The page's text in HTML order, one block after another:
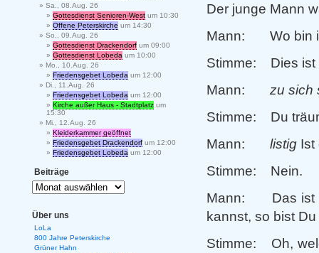
Der junge Mann
Mann: Wo bin
Stimme: Dies ist
Mann: zu sich
Stimme: Du
Mann: listig Ist
Stimme: Nein.
Mann: Das ist
kannst, so bist
Stimme: Oh,
Sa., 08.Aug. 26
Gottesdienst Senioren-West um 10:30
Offene Peterskirche um 14:30
So., 09.Aug. 26
Gottesdienst Drackendorf um 09:00
Gottesdienst Lobeda um 10:00
Mo., 10.Aug. 26
Friedensgebet Lobeda um 12:00
Di., 11.Aug. 26
Friedensgebet Lobeda um 12:00
Kirche außer Haus - Stadtplatz um
15:30
Mi., 12.Aug. 26
Kleiderkammer geöffnet
Friedensgebet Drackendorf um 12:00
Friedensgebet Lobeda um 12:00
Beiträge
Über uns
LoLa
800 Jahre Peterskirche
Grüner Hahn